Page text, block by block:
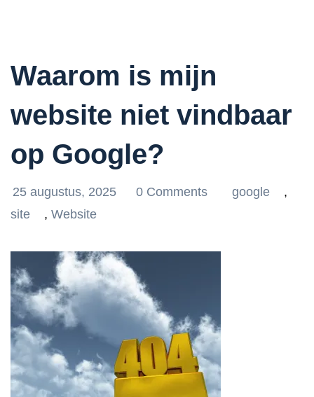
Waarom is mijn
website niet vindbaar
op Google?
25 augustus, 2025 0 Comments google
,
site
, Website